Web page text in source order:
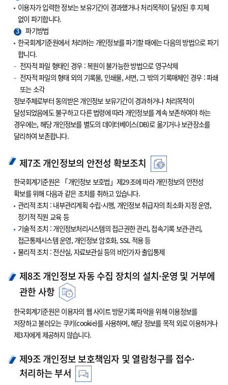
이용자가 입력한 정보는 보유기간이 경과했거나 처리목적이 달성된 후 지체
없이 파기합니다.
3
파기방법
한국회계기준원에서 처리하는 개인정보를 파기할 때에는 다음의 방법으로 파기
합니다.
전자적 파일 형태인 경우 : 복원이 불가능한 방법으로 영구삭제
전자적 파일의 형태 외의 기록물, 인쇄물, 서면, 그 밖의 기록매체인 경우 : 파쇄
또는 소각
정보주체로부터 동의받은 개인정보 보유기간이 경과하거나 처리목적이
달성되었음에도 불구하고 다른 법령에 따라 개인정보를 계속 보존하여야 하는
경우에는, 해당 개인정보를 별도의 데이터베이스(DB)로 옮기거나 보관장소를
달리하여 보존합니다.
제7조 개인정보의 안전성 확보조치
한국회계기준원은 「개인정보 보호법」제29조에 따라 개인정보의 안전성
확보를 위해 다음과 같은 조치를 취하고 있습니다.
관리적 조치 : 내부관리계획 수립·시행, 개인정보 취급자의 최소화 지정 운영,
정기적 직원 교육 등
기술적 조치 : 개인정보처리시스템의 접근권한 관리, 접속기록 보관·관리,
접근통제시스템 운영, 개인정보 암호화, SSL 적용 등
물리적 조치 : 전산실, 자료보관실 등의 비인가자 출입통제
제8조 개인정보 자동 수집 장치의 설치·운영 및 거부에
관한 사항
한국회계기준원은 이용자의 웹 사이트 방문기록 파악을 위해 이용정보를
저장하고 불러오는 쿠키(cookie)를 사용하며, 해당 정보를 목적 외로 이용하거나
제3자에게 제공하지 않습니다.
제9조 개인정보 보호책임자 및 열람청구를 접수·
처리하는 부서